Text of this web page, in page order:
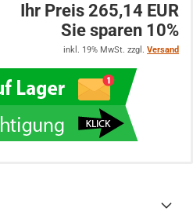
Ihr Preis 265,14 EUR
Sie sparen 10%
inkl. 19% MwSt. zzgl. Versand